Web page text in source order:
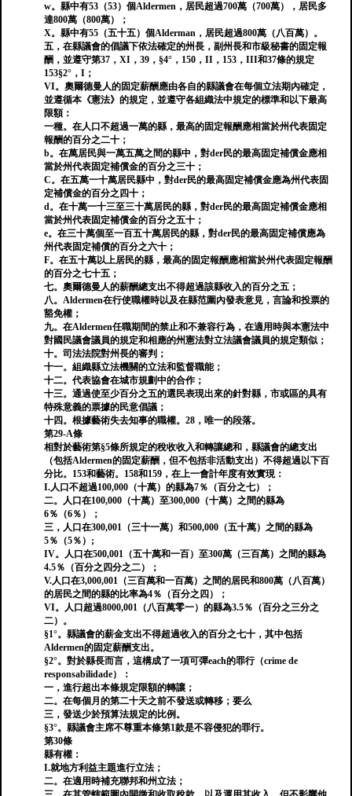
w。縣中有53（53）個Aldermen，居民超過700萬（700萬），居民多
達800萬（800萬）；
X。縣中有55（五十五）個Alderman，居民超過800萬（八百萬）。
五，在縣議會的倡議下依法確定的州長，副州長和市級秘書的固定報
酬，並遵守第37，XI，39，§4°，150，II，153，III和37條的規定
153§2°，I；
VI。奧爾德曼人的固定薪酬應由各自的縣議會在每個立法期內確定，
並遵循本《憲法》的規定，並遵守各組織法中規定的標準和以下最高
限額：
一種。在人口不超過一萬的縣，最高的固定報酬應相當於州代表固定
報酬的百分之二十；
b。在萬居民與一萬五萬之間的縣中，對der民的最高固定補償金應相
當於州代表固定補償金的百分之三十；
C。在五萬一十萬居民縣中，對der民的最高固定補償金應為州代表固
定補償金的百分之四十；
d。在十萬一十三至三十萬居民的縣，對der民的最高固定補償金應相
當於州代表固定補償金的百分之五十；
e。在三十萬個至一百五十萬居民的縣，對der民的最高固定補償應為
州代表固定補償的百分之六十；
F。在五十萬以上居民的縣，最高的固定報酬應相當於州代表固定報酬
的百分之七十五；
七。奧爾德曼人的薪酬總支出不得超過該縣收入的百分之五；
八。Aldermen在行使職權時以及在縣范圍內發表意見，言論和投票的
豁免權；
九。在Aldermen任職期間的禁止和不兼容行為，在適用時與本憲法中
對國民議會議員的規定和相應的州憲法對立法議會議員的規定類似；
十。司法法院對州長的審判；
十一。組織縣立法機關的立法和監督職能；
十二。代表協會在城市規劃中的合作；
十三。通過使至少百分之五的選民表現出來的針對縣，市或區的具有
特殊意義的票據的民意倡議；
十四。根據藝術失去知事的職權。28，唯一的段落。
第29-A條
相對於藝術第§5條所規定的稅收收入和轉讓總和，縣議會的總支出
（包括Aldermen的固定薪酬，但不包括非活動支出）不得超過以下百
分比。153和藝術。158和159，在上一會計年度有效實現：
I.人口不超過100,000（十萬）的縣為7％（百分之七）；
二。人口在100,000（十萬）至300,000（十萬）之間的縣為
6％（6％）；
三，人口在300,001（三十一萬）和500,000（五十萬）之間的縣為
5％（5％）;
IV。人口在500,001（五十萬和一百）至300萬（三百萬）之間的縣為
4.5％（百分之四分之二）；
V.人口在3,000,001（三百萬和一百萬）之間的居民和800萬（八百萬）
的居民之間的縣的比率為4％（百分之四）；
VI。人口超過8000,001（八百萬零一）的縣為3.5％（百分之三分之
二）。
§1°。縣議會的薪金支出不得超過收入的百分之七十，其中包括
Aldermen的固定薪酬支出。
§2°。對於縣長而言，這構成了一項可彈each的罪行（crime de
responsabilidade）：
一，進行超出本條規定限額的轉讓；
二。在每個月的第二十天之前不發送或轉移；要么
三，發送少於預算法規定的比例。
§3°。縣議會主席不尊重本條第1款是不容侵犯的罪行。
第30條
縣有權：
I.就地方利益主題進行立法；
二。在適用時補充聯邦和州立法；